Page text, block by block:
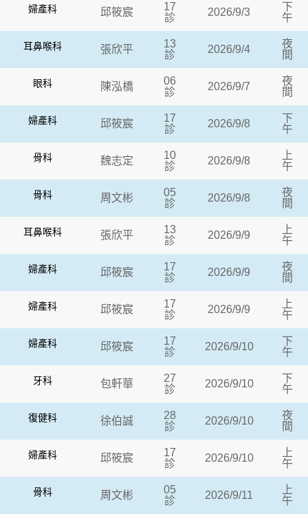
婦產科 邱筱宸
17
診
2026/9/3
下
午
耳鼻喉科 張欣平
13
診
2026/9/4
夜
間
眼科 陳泓橋
06
診
2026/9/7
夜
間
婦產科 邱筱宸
17
診
2026/9/8
下
午
骨科 魏志定
10
診
2026/9/8
上
午
骨科 周文彬
05
診
2026/9/8
夜
間
耳鼻喉科 張欣平
13
診
2026/9/9
上
午
婦產科 邱筱宸
17
診
2026/9/9
夜
間
婦產科 邱筱宸
17
診
2026/9/9
上
午
婦產科 邱筱宸
17
診
2026/9/10
下
午
牙科 包軒華
27
診
2026/9/10
下
午
復健科 徐伯誠
28
診
2026/9/10
夜
間
婦產科 邱筱宸
17
診
2026/9/10
上
午
骨科 周文彬
05
診
2026/9/11
上
午